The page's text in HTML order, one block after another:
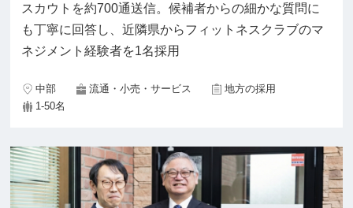
スカウトを約700通送信。候補者からの細かな質問に
も丁寧に回答し、近隣県からフィットネスクラブのマ
ネジメント経験者を1名採用
中部 流通・小売・サービス
地方の採用
1-50名